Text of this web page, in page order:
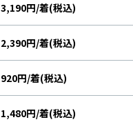
3,190円/着(税込)
2,390円/着(税込)
920円/着(税込)
1,480円/着(税込)